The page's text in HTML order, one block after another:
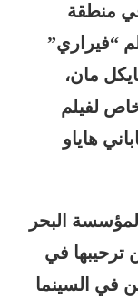
منطقة
“فيراري”
مان،
لفيلم
هاياو
لمؤسسة البحر
ترحيبها في
في السينما